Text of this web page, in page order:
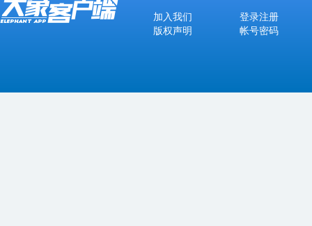
加入我们
版权声明
登录注册
帐号密码